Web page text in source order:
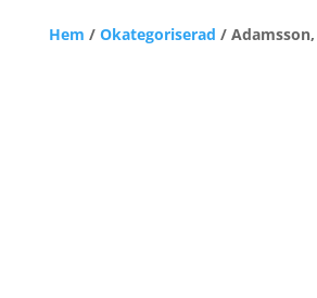
Hem / Okategoriserad /